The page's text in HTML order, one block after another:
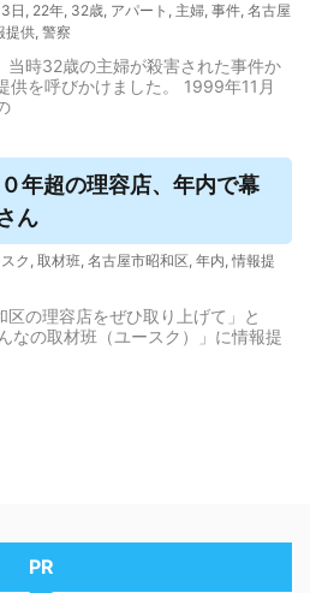
日 , 22年, 32歳, アパート , 主婦, 事件, 名古屋
提供, 警察
当時32歳の主婦が殺害された事件か
供を呼びかけました。 1999年11月
年超の理容店、年内で幕
ん
ク , 取材班, 名古屋市昭和区, 年内, 情報提
区の理容店をぜひ取り上げて」と
なの取材班（ユースク）」に情報提
PR